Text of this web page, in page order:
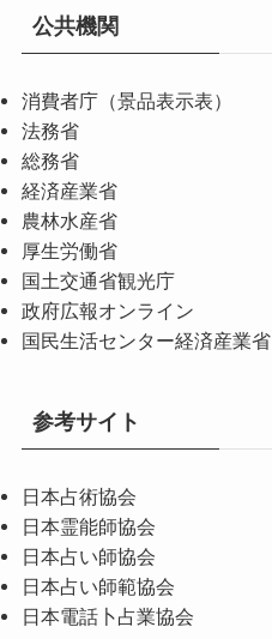
公共機関
消費者庁（景品表示表）
法務省
総務省
経済産業省
農林水産省
厚生労働省
国土交通省観光庁
政府広報オンライン
国民生活センター経済産業省
参考サイト
日本占術協会
日本霊能師協会
日本占い師協会
日本占い師範協会
日本電話卜占業協会